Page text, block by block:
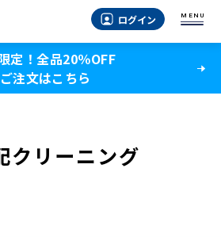
ログイン MENU
定！全品20％OFF
ご注文はこちら
クリーニング